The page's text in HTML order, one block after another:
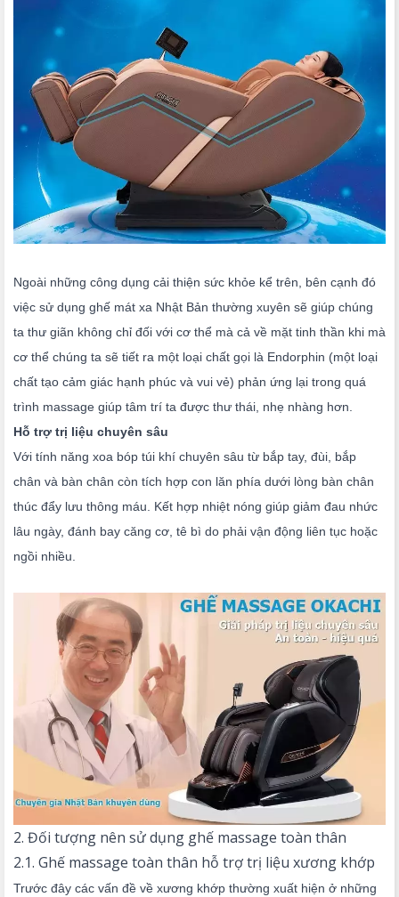
Ngoài những công dụng cải thiện sức khỏe kể trên, bên cạnh đó
việc sử dụng ghế mát xa Nhật Bản thường xuyên sẽ giúp chúng
ta thư giãn không chỉ đối với cơ thể mà cả về mặt tinh thần khi mà
cơ thể chúng ta sẽ tiết ra một loại chất gọi là Endorphin (một loại
chất tạo cảm giác hạnh phúc và vui vẻ) phản ứng lại trong quá
trình massage giúp tâm trí ta được thư thái, nhẹ nhàng hơn.
Hỗ trợ trị liệu chuyên sâu
Với tính năng xoa bóp túi khí chuyên sâu từ bắp tay, đùi, bắp
chân và bàn chân còn tích hợp con lăn phía dưới lòng bàn chân
thúc đẩy lưu thông máu. Kết hợp nhiệt nóng giúp giảm đau nhức
lâu ngày, đánh bay căng cơ, tê bì do phải vận động liên tục hoặc
ngồi nhiều.
2. Đối tượng nên sử dụng ghế massage toàn thân
2.1. Ghế massage toàn thân hỗ trợ trị liệu xương khớp
Trước đây các vấn đề về xương khớp thường xuất hiện ở những